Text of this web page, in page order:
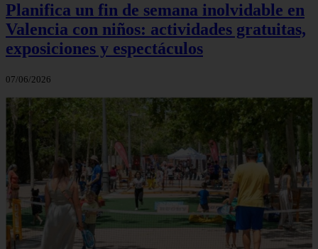
Planifica un fin de semana inolvidable en
Valencia con niños: actividades gratuitas,
exposiciones y espectáculos
07/06/2026